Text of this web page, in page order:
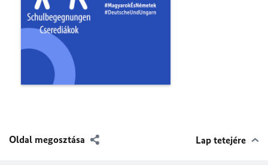
Oldal megosztása Lap tetejére